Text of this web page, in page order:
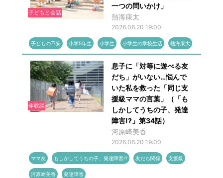
子どもと会話
一つの問いかけ」
熱海康太
2026.06.20 19:00
子どもの不安 小学5年生 小学生 小学生の学校生活 熱海康太
体験談
息子に「対等に遊べる友
だち」がいない…悩んで
いた私を救った「同じ支
援級ママの言葉」（「も
しかしてうちの子、発達
障害!?」第34話）
河原崎美香
2026.06.20 19:00
ママ友 もしかしてうちの子、発達障害!? 友だち関係 支援級
河原崎美香 発達障害